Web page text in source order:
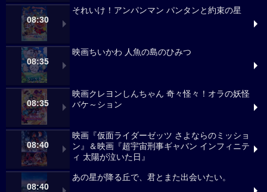
08:30
それいけ！アンパンマン パンタンと約束の星
08:35
映画ちいかわ 人魚の島のひみつ
08:35
映画クレヨンしんちゃん 奇々怪々！オラの妖怪
バケ～ション
08:40
映画『仮面ライダーゼッツ さよならのミッショ
ン』＆映画『超宇宙刑事ギャバン インフィニテ
ィ 太陽が泣いた日』
08:40
あの星が降る丘で、君とまた出会いたい。